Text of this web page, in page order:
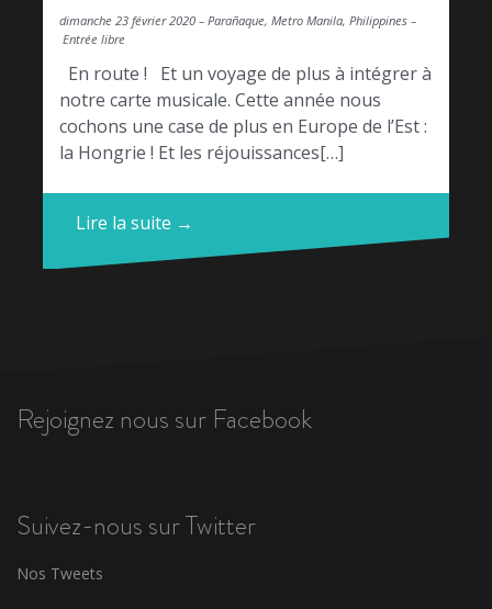
dimanche 23 février 2020 – Parañaque, Metro Manila, Philippines –
Entrée libre
En route ! Et un voyage de plus à intégrer à
notre carte musicale. Cette année nous
cochons une case de plus en Europe de l’Est :
la Hongrie ! Et les réjouissances[…]
Lire la suite →
Rejoignez nous sur Facebook
Suivez-nous sur Twitter
Nos Tweets